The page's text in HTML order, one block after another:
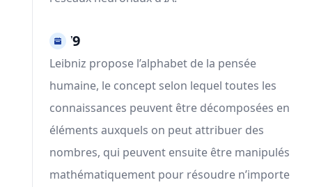
1679
Leibniz propose l’alphabet de la pensée
humaine, le concept selon lequel toutes les
connaissances peuvent être décomposées en
éléments auxquels on peut attribuer des
nombres, qui peuvent ensuite être manipulés
mathématiquement pour résoudre n’importe